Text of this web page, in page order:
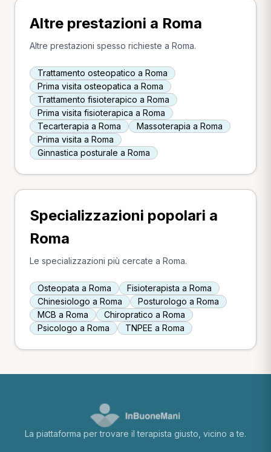
Altre prestazioni a Roma
Altre prestazioni spesso richieste a Roma.
Trattamento osteopatico a Roma
Prima visita osteopatica a Roma
Trattamento fisioterapico a Roma
Prima visita fisioterapica a Roma
Tecarterapia a Roma
Massoterapia a Roma
Prima visita a Roma
Ginnastica posturale a Roma
Specializzazioni popolari a
Roma
Le specializzazioni più cercate a Roma.
Osteopata a Roma
Fisioterapista a Roma
Chinesiologo a Roma
Posturologo a Roma
MCB a Roma
Chiropratico a Roma
Psicologo a Roma
TNPEE a Roma
La piattaforma per trovare il terapista giusto, vicino a te.